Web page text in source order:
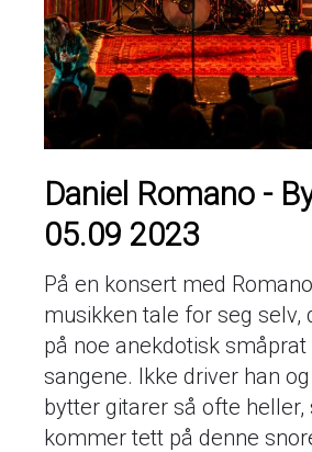
Daniel Romano -
05.09 2023
På en konsert med
musikken tale for seg selv,
på noe anekdotisk
sangene. Ikke driver han
bytter gitarer så ofte heller,
kommer tett på denne